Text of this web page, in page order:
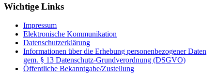
Wichtige Links
Impressum
Elektronische Kommunikation
Datenschutzerklärung
Informationen über die Erhebung personenbezogener Daten
gem. § 13 Datenschutz-Grundverordnung (DSGVO)
Öffentliche Bekanntgabe/Zustellung